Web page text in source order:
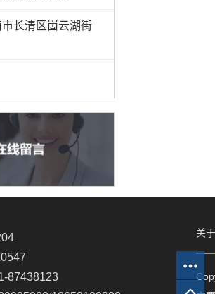
长清区崮云湖街
关